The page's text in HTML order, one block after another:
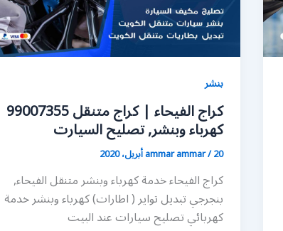
بنشر
كراج الفيحاء | كراج متنقل 99007355
كهرباء وبنشر, تصليح السيارت
ammar ammar/20 أبريل، 2020
كراج الفيحاء خدمة كهرباء وبنشر متنقل الفيحاء,
بنجرجي تبديل تواير ( اطارات) كهرباء وبنشر خدمة
كهربائي تصليح سيارات عند البيت